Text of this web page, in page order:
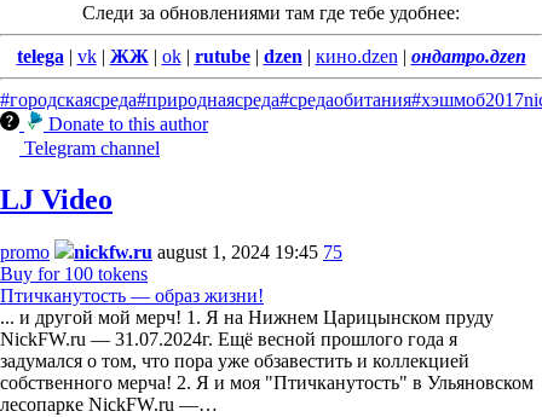
Следи за обновлениями там где тебе удобнее:
telega | vk| ЖЖ | ok| rutube| dzen | кино.dzen | ондатро.дzen
#городскаясреда#природнаясреда#средаобитания#хэшмоб2017
Donate to this author
Telegram channel
LJ Video
promo nickfw.ru august 1, 2024 19:45 75
Buy for 100 tokens
Птичканутость — образ жизни!
... и другой мой мерч! 1. Я на Нижнем Царицынском пруду
NickFW.ru — 31.07.2024г. Ещё весной прошлого года я
задумался о том, что пора уже обзавестить и коллекцией
собственного мерча! 2. Я и моя "Птичканутость" в Ульяновском
лесопарке NickFW.ru —…